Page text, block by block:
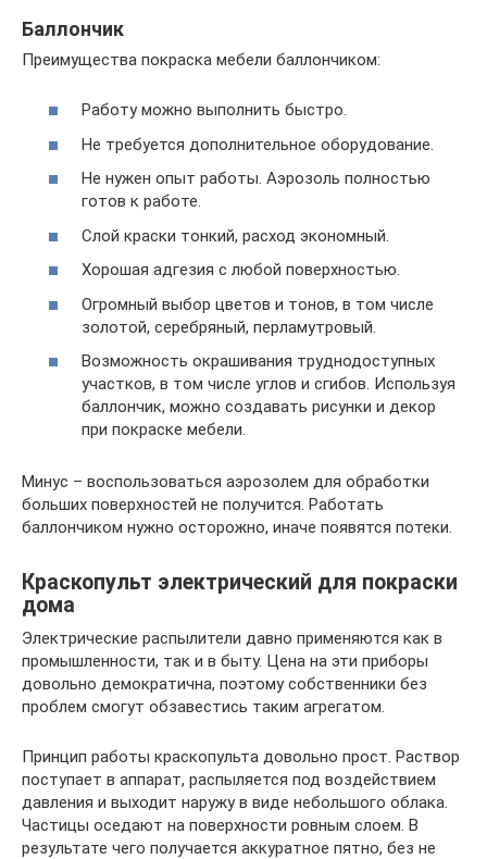
Баллончик
Преимущества покраска мебели баллончиком:
Работу можно выполнить быстро.
Не требуется дополнительное оборудование.
Не нужен опыт работы. Аэрозоль полностью
готов к работе.
Слой краски тонкий, расход экономный.
Хорошая адгезия с любой поверхностью.
Огромный выбор цветов и тонов, в том числе
золотой, серебряный, перламутровый.
Возможность окрашивания труднодоступных
участков, в том числе углов и сгибов. Используя
баллончик, можно создавать рисунки и декор
при покраске мебели.
Минус – воспользоваться аэрозолем для обработки
больших поверхностей не получится. Работать
баллончиком нужно осторожно, иначе появятся потеки.
Краскопульт электрический для покраски
дома
Электрические распылители давно применяются как в
промышленности, так и в быту. Цена на эти приборы
довольно демократична, поэтому собственники без
проблем смогут обзавестись таким агрегатом.
Принцип работы краскопульта довольно прост. Раствор
поступает в аппарат, распыляется под воздействием
давления и выходит наружу в виде небольшого облака.
Частицы оседают на поверхности ровным слоем. В
результате чего получается аккуратное пятно, без не